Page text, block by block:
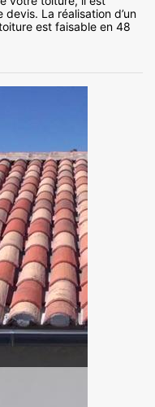
La réalisation d’un
est faisable en 48